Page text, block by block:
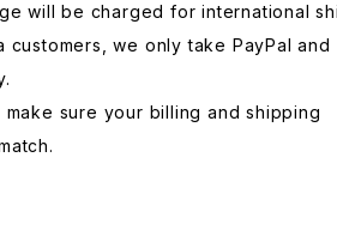
will be charged for international
customers, we only take PayPal and
make sure your billing and shipping